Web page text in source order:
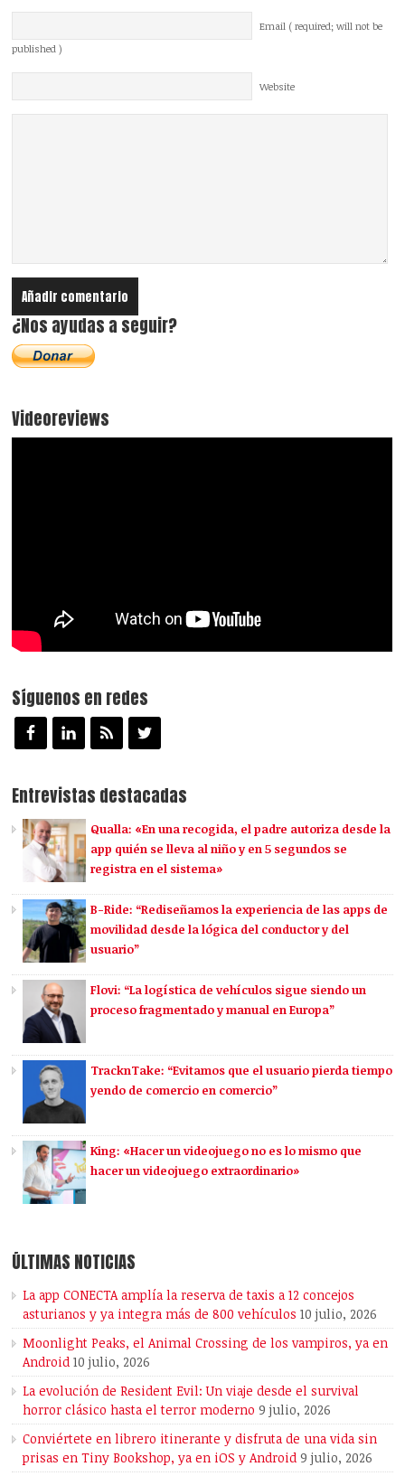
Email ( required; will not be
published )
Website
¿Nos ayudas a seguir?
Videoreviews
Síguenos en redes
Entrevistas destacadas
Qualla: «En una recogida, el padre autoriza desde la
app quién se lleva al niño y en 5 segundos se
registra en el sistema»
B-Ride: “Rediseñamos la experiencia de las apps de
movilidad desde la lógica del conductor y del
usuario”
Flovi: “La logística de vehículos sigue siendo un
proceso fragmentado y manual en Europa”
TracknTake: “Evitamos que el usuario pierda tiempo
yendo de comercio en comercio”
King: «Hacer un videojuego no es lo mismo que
hacer un videojuego extraordinario»
ÚLTIMAS NOTICIAS
La app CONECTA amplía la reserva de taxis a 12 concejos
asturianos y ya integra más de 800 vehículos 10 julio, 2026
Moonlight Peaks, el Animal Crossing de los vampiros, ya en
Android 10 julio, 2026
La evolución de Resident Evil: Un viaje desde el survival
horror clásico hasta el terror moderno 9 julio, 2026
Conviértete en librero itinerante y disfruta de una vida sin
prisas en Tiny Bookshop, ya en iOS y Android 9 julio, 2026